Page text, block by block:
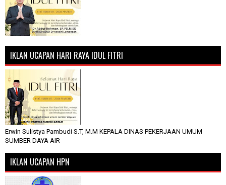
IKLAN UCAPAN HARI RAYA IDUL FITRI
Erwin Sulistya Pambudi S.T, M.M KEPALA DINAS PEKERJAAN UMUM
SUMBER DAYA AIR
IKLAN UCAPAN HPN